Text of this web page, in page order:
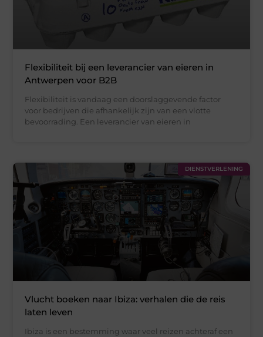
Flexibiliteit bij een leverancier van eieren in
Antwerpen voor B2B
Flexibiliteit is vandaag een doorslaggevende factor
voor bedrijven die afhankelijk zijn van een vlotte
bevoorrading. Een leverancier van eieren in
DIENSTVERLENING
Vlucht boeken naar Ibiza: verhalen die de reis
laten leven
Ibiza is een bestemming waar veel reizen achteraf een